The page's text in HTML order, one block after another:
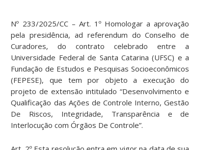
Nº 233/2025/CC – Art. 1º Homologar a aprovação
pela presidência, ad referendum do Conselho de
Curadores, do contrato celebrado entre a
Universidade Federal de Santa Catarina (UFSC) e a
Fundação de Estudos e Pesquisas Socioeconômicos
(FEPESE), que tem por objeto a execução do
projeto de extensão intitulado “Desenvolvimento e
Qualificação das Ações de Controle Interno, Gestão
De Riscos, Integridade, Transparência e de
Interlocução com Órgãos De Controle”.